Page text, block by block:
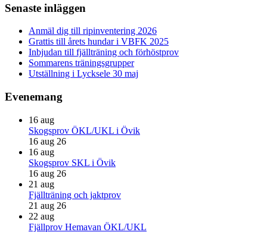
Primärt
sidofält
Senaste inläggen
Anmäl dig till ripinventering 2026
Grattis till årets hundar i VBFK 2025
Inbjudan till fjällträning och förhöstprov
Sommarens träningsgrupper
Utställning i Lycksele 30 maj
Evenemang
16 aug
Skogsprov ÖKL/UKL i Övik
16 aug 26
16 aug
Skogsprov SKL i Övik
16 aug 26
21 aug
Fjällträning och jaktprov
21 aug 26
22 aug
Fjällprov Hemavan ÖKL/UKL